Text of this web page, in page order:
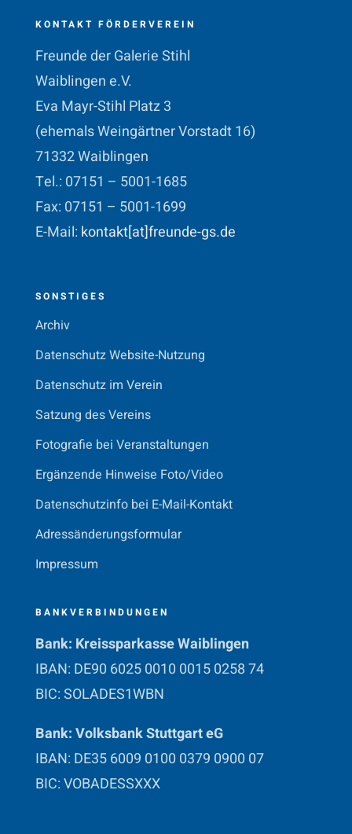
KONTAKT FÖRDERVEREIN
Freunde der Galerie Stihl
Waiblingen e.V.
Eva Mayr-Stihl Platz 3
(ehemals Weingärtner Vorstadt 16)
71332 Waiblingen
Tel.: 07151 – 5001-1685
Fax: 07151 – 5001-1699
E-Mail: kontakt[at]freunde-gs.de
SONSTIGES
Archiv
Datenschutz Website-Nutzung
Datenschutz im Verein
Satzung des Vereins
Fotografie bei Veranstaltungen
Ergänzende Hinweise Foto/Video
Datenschutzinfo bei E-Mail-Kontakt
Adressänderungsformular
Impressum
BANKVERBINDUNGEN
Bank: Kreissparkasse Waiblingen
IBAN: DE90 6025 0010 0015 0258 74
BIC: SOLADES1WBN
Bank: Volksbank Stuttgart eG
IBAN: DE35 6009 0100 0379 0900 07
BIC: VOBADESSXXX